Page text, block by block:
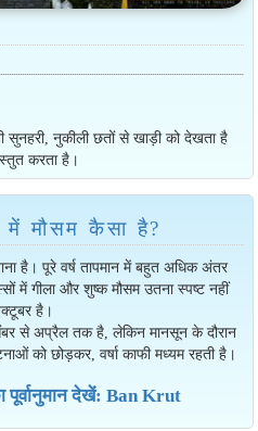
सुनहरी, नुकीली छतों से खाड़ी को देखता है
करता है।
मौसम कैसा है?
है। पूरे वर्ष तापमान में बहुत अधिक अंतर
में गीला और शुष्क मौसम उतना स्पष्ट नहीं
है।
से अप्रैल तक है, लेकिन मानसून के दौरान
को छोड़कर, वर्षा काफी मध्यम रहती है।
पूर्वानुमान देखें: Ban Krut